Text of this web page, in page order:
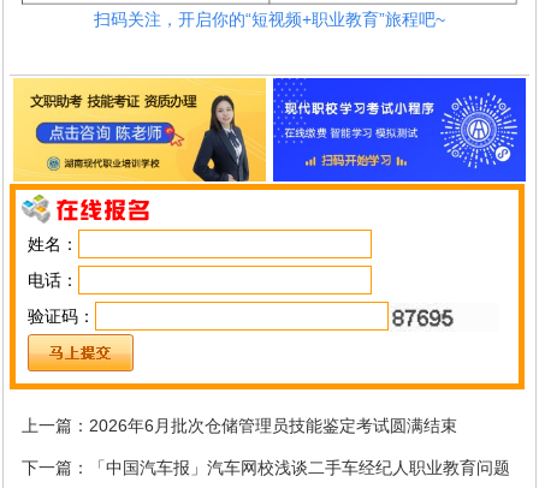
扫码关注，开启你的“短视频+职业教育”旅程吧~
姓名：
电话：
验证码：
上一篇： 2026年6月批次仓储管理员技能鉴定考试圆满结束
下一篇： 「中国汽车报」汽车网校浅谈二手车经纪人职业教育问题